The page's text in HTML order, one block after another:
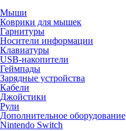
Мыши
Коврики для мышек
Гарнитуры
Носители информации
Клавиатуры
USB-накопители
Геймпады
Зарядные устройства
Кабели
Джойстики
Рули
Дополнительное оборудование
Nintendo Switch